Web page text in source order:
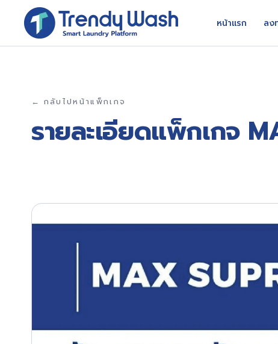
หน้าแรก ลง
← กลับไปหน้าแพ็กเกจ
รายละเอียดแพ็กเกจ